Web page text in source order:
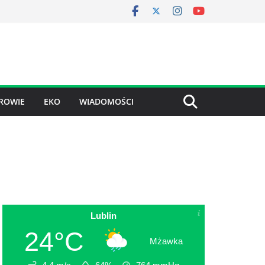
EKO WIADOMOŚCI
Lublin
24°C Mżawka